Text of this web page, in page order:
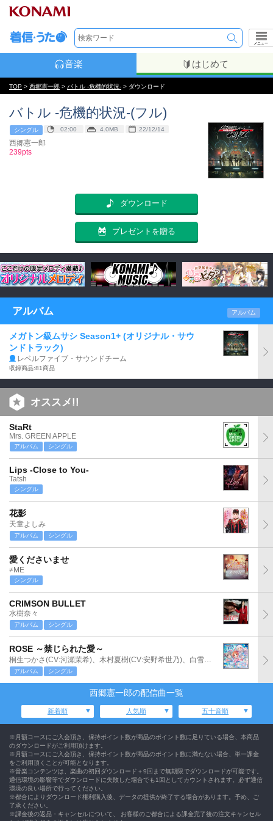
メニュー
音楽 はじめて
TOP > 西郷憲一郎 > バトル -危機的状況- > ダウンロード
バトル -危機的状況-(フル)
シングル 02:00 4.0MB 22/12/14
西郷憲一郎
239pts
ダウンロード
プレゼントを贈る
アルバム アルバム
メガトン級ムサシ Season1+ (オリジナル・サウ
ンドトラック)
レベルファイブ・サウンドチーム
収録商品:81商品
オススメ!!
StaRt
Mrs. GREEN APPLE
アルバム シングル
Lips -Close to You-
Tatsh
シングル
花影
天童よしみ
アルバム シングル
愛くださいませ
≠ME
シングル
CRIMSON BULLET
水樹奈々
アルバム シングル
ROSE ～禁じられた愛～
桐生つかさ(CV:河瀬茉希)、木村夏樹(CV:安野希世乃)、白雪千夜(CV:関口理咲)
アルバム シングル
西郷憲一郎の配信曲一覧
新着順 人気順 五十音順
※月額コースにご入会頂き、保持ポイント数が商品のポイント数に足りている場合、本商品
のダウンロードがご利用頂けます。
※月額コースにご入会頂き、保持ポイント数が商品のポイント数に満たない場合、単一課金
をご利用頂くことが可能となります。
※音楽コンテンツは、楽曲の初回ダウンロード＋9回まで無期限でダウンロードが可能です。
通信環境の影響等でダウンロードに失敗した場合でも1回としてカウントされます。必ず通信
環境の良い場所で行ってください。
※都合によりダウンロード権利購入後、データの提供が終了する場合があります。予め、ご
了承ください。
※課金後の返品・キャンセルについて、 お客様のご都合による課金完了後の注文キャンセル